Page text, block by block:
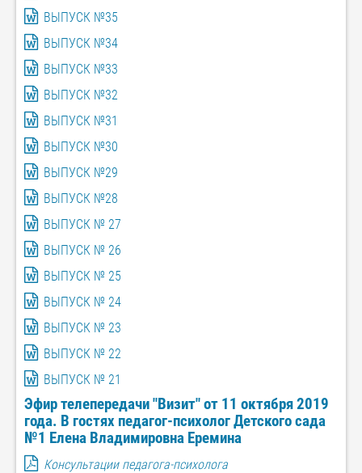
ВЫПУСК №35
ВЫПУСК №34
ВЫПУСК №33
ВЫПУСК №32
ВЫПУСК №31
ВЫПУСК №30
ВЫПУСК №29
ВЫПУСК №28
ВЫПУСК № 27
ВЫПУСК № 26
ВЫПУСК № 25
ВЫПУСК № 24
ВЫПУСК № 23
ВЫПУСК № 22
ВЫПУСК № 21
Эфир телепередачи "Визит" от 11 октября 2019
года. В гостях педагог-психолог Детского сада
№1 Елена Владимировна Еремина
Консультации педагога-психолога